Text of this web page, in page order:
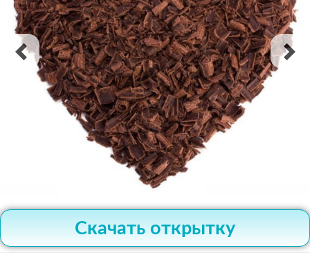
Скачать открытку